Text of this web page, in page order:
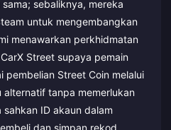
sebaliknya, mereka
untuk mengembangkan
menawarkan perkhidmatan
Street supaya pemain
pembelian Street Coin melalui
tanpa memerlukan
ID akaun dalam
dan simpan rekod